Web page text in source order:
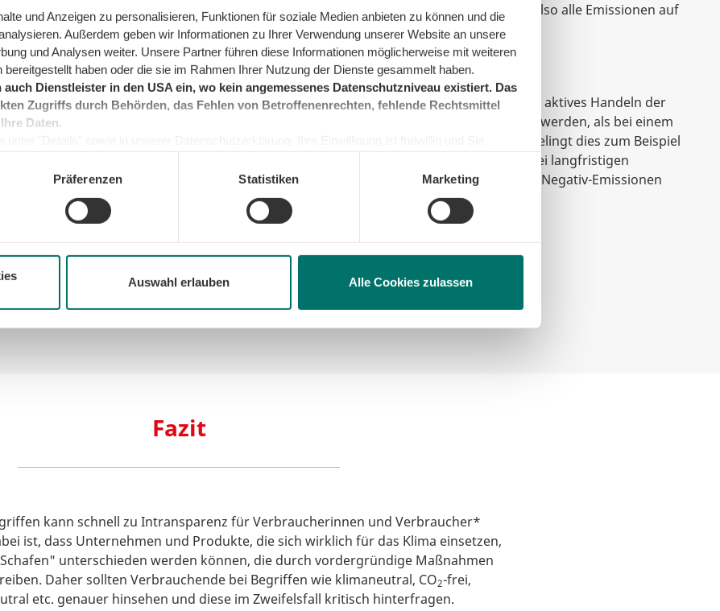
und Anzeigen zu personalisieren, Funktionen für soziale Medien anbieten zu können und die
Außerdem geben wir Informationen zu Ihrer Verwendung unserer Website an unsere
und Analysen weiter. Unsere Partner führen diese Informationen möglicherweise mit weiteren
haben oder die sie im Rahmen Ihrer Nutzung der Dienste gesammelt haben.
Dienstleister in den USA ein, wo kein angemessenes Datenschutzniveau existiert. Das
Zugriffs durch Behörden, das Fehlen von Betroffenenrechten, fehlende Rechtsmittel
Daten.
Minimum, um die Seite betreiben zu können.
Präferenzen Statistiken Marketing
Auswahl erlauben Alle Cookies zulassen
für E-Autos
keine Schadstoffe
gemeint.
vollständig
die in die
Dies muss nicht
kann auch zu
ausgeglichen werden können. Unterm Strich werden also alle Emissionen auf
natürliche Weise wieder abgebaut.
Was sind Negativ-Emissionen?
Von Negativ-Emissionen wird gesprochen, wenn durch aktives Handeln der
Atmosphäre in Summe mehr Treibhausgase entzogen werden, als bei einem
Prozess ausgestoßen werden. Für einzelne Prozesse gelingt dies zum Beispiel
durch Aufforstung oder spezielle Filtertechnologien. Bei langfristigen
Projekten über mehrere Jahre wird oft auch von Netto-Negativ-Emissionen
gesprochen.
Fazit
kann schnell zu Intransparenz für Verbraucherinnen und Verbraucher*
ist, dass Unternehmen und Produkte, die sich wirklich für das Klima einsetzen,
unterschieden werden können, die durch vordergründige Maßnahmen
Daher sollten Verbrauchende bei Begriffen wie klimaneutral, CO2-frei,
etc. genauer hinsehen und diese im Zweifelsfall kritisch hinterfragen.